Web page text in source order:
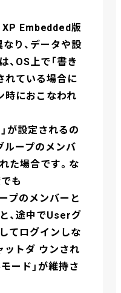
Embedded版
り、データや設
、OS上で「書き
れている場合に
時におこなわれ
が設定されるの
ープのメンバ
た場合です。な
も
のメンバーと
、途中でUserグ
てログインしな
ットダ ウンされ
ード」が維持さ